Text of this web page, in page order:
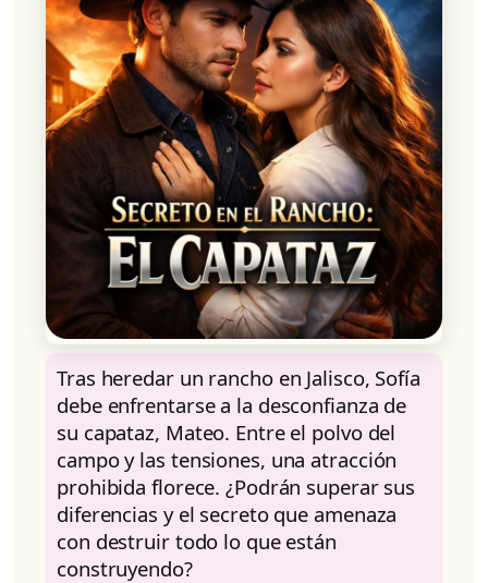
Tras heredar un rancho en Jalisco, Sofía
debe enfrentarse a la desconfianza de
su capataz, Mateo. Entre el polvo del
campo y las tensiones, una atracción
prohibida florece. ¿Podrán superar sus
diferencias y el secreto que amenaza
con destruir todo lo que están
construyendo?